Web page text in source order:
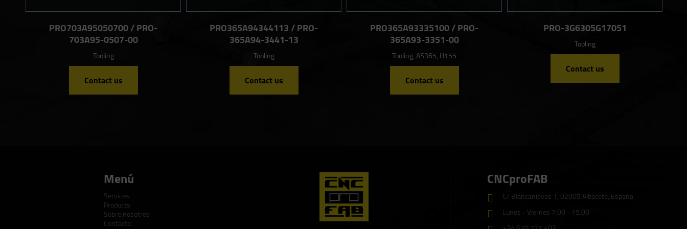
PRO703A95050700 / PRO-
703A95-0507-00
Tooling
Contact us
PRO365A94344113 / PRO-
365A94-3441-13
Tooling
Contact us
PRO365A93335100 / PRO-
365A93-3351-00
Tooling, AS365, H155
Contact us
PRO-3G6305G17051
Tooling
Contact us
Menú
Services
Products
Sobre nosotros
Contacto
CNCproFAB
C/ Blancanieves 1, 02005 Albacete, España.
Lunes - Viernes 7.00 - 15.00